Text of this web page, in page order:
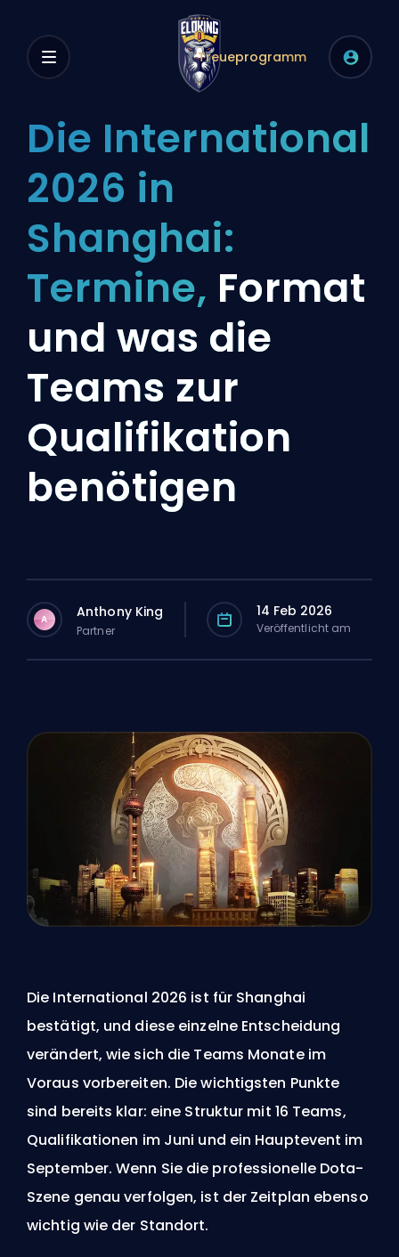
Treueprogramm
Die International
2026 in
Shanghai:
Termine, Format
und was die
Teams zur
Qualifikation
benötigen
A Anthony King
Partner
14 Feb 2026
Veröffentlicht am
Die International 2026 ist für Shanghai
bestätigt, und diese einzelne Entscheidung
verändert, wie sich die Teams Monate im
Voraus vorbereiten. Die wichtigsten Punkte
sind bereits klar: eine Struktur mit 16 Teams,
Qualifikationen im Juni und ein Hauptevent im
September. Wenn Sie die professionelle Dota-
Szene genau verfolgen, ist der Zeitplan ebenso
wichtig wie der Standort.